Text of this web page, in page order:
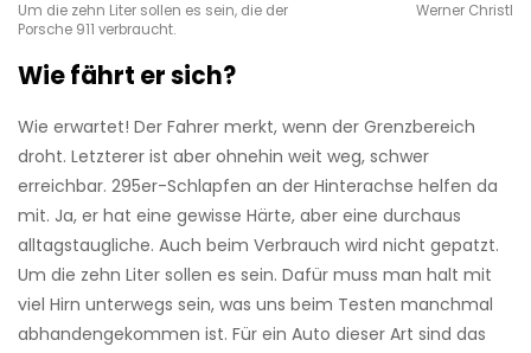
Um die zehn Liter sollen es sein, die der
Porsche 911 verbraucht.
Werner Christl
Wie fährt er sich?
Wie erwartet! Der Fahrer merkt, wenn der Grenzbereich
droht. Letzterer ist aber ohnehin weit weg, schwer
erreichbar. 295er-­Schlapfen an der Hinterachse helfen da
mit. Ja, er hat eine gewisse Härte, aber eine durchaus
alltagstaugliche. Auch beim Verbrauch wird nicht gepatzt.
Um die zehn Liter sollen es sein. Dafür muss man halt mit
viel Hirn unterwegs sein, was uns beim Testen manchmal
abhandengekommen ist. Für ein Auto dieser Art sind das